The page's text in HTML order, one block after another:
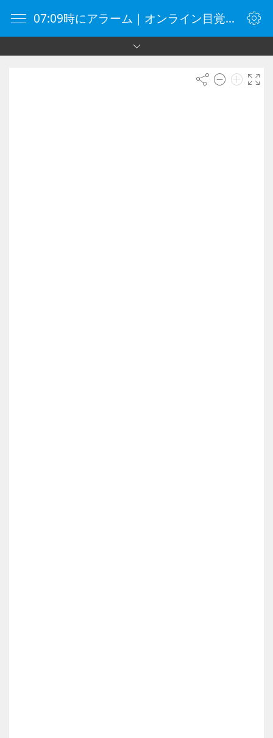
07:09時にアラーム｜オンライン目覚まし時計｜目覚まし時計